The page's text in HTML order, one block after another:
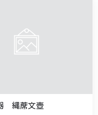
縄蓆文壺